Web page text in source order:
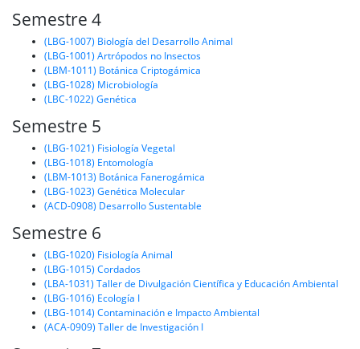
Semestre 4
(LBG-1007) Biología del Desarrollo Animal
(LBG-1001) Artrópodos no Insectos
(LBM-1011) Botánica Criptogámica
(LBG-1028) Microbiología
(LBC-1022) Genética
Semestre 5
(LBG-1021) Fisiología Vegetal
(LBG-1018) Entomología
(LBM-1013) Botánica Fanerogámica
(LBG-1023) Genética Molecular
(ACD-0908) Desarrollo Sustentable
Semestre 6
(LBG-1020) Fisiología Animal
(LBG-1015) Cordados
(LBA-1031) Taller de Divulgación Científica y Educación Ambiental
(LBG-1016) Ecología I
(LBG-1014) Contaminación e Impacto Ambiental
(ACA-0909) Taller de Investigación I